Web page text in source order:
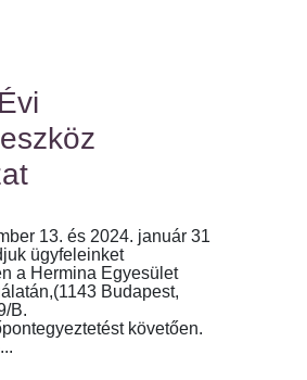
13. és 2024. január 31
ügyfeleinket
a Hermina Egyesület
Budapest,
B.
követően.